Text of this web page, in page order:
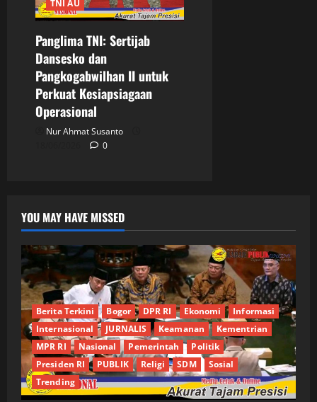
TNI AU
Panglima TNI: Sertijab
Dansesko dan
Pangkogabwilhan II untuk
Perkuat Kesiapsiagaan
Operasional
Nur Ahmat Susanto
0
YOU MAY HAVE MISSED
Berita Terkini Bogor DPR RI Ekonomi
Informasi
Internasional
JURNALIS Keamanan
Kementrian
MPR RI
Nasional Pemerintah
Politik
Presiden RI
PUBLIK Religi SDM
Sosial
Trending